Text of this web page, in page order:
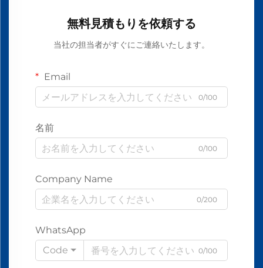
無料見積もりを依頼する
当社の担当者がすぐにご連絡いたします。
Email
0/100
名前
0/100
Company Name
0/200
WhatsApp
Code
0/100